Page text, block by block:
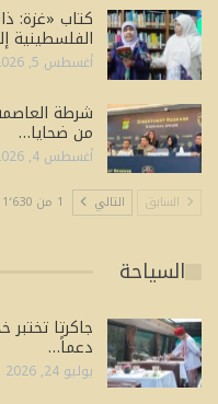
كتاب «غزة:
الفلسطينية
أغسطس 5, 2026
شرطة
من ضحايا…
أغسطس 4, 2026
السابق التالي 1 من 1٬630
السياحة
جاكرتا
دعماً…
يوليو 24, 2026